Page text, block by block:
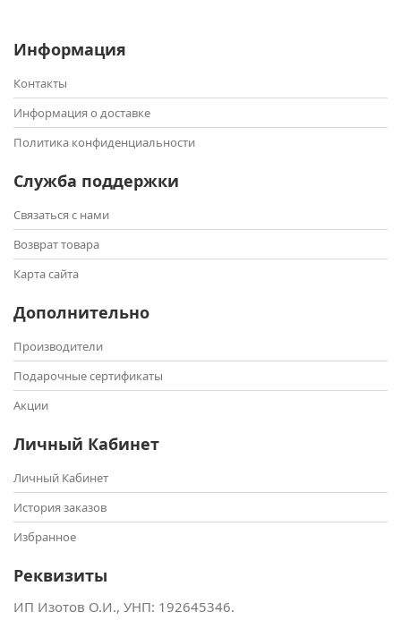
Информация
Контакты
Информация о доставке
Политика конфиденциальности
Служба поддержки
Связаться с нами
Возврат товара
Карта сайта
Дополнительно
Производители
Подарочные сертификаты
Акции
Личный Кабинет
Личный Кабинет
История заказов
Избранное
Реквизиты
ИП Изотов О.И., УНП: ‎192645346.